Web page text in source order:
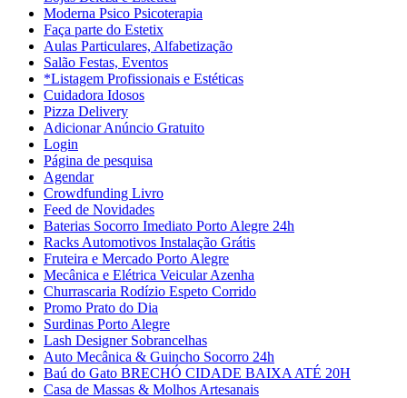
Moderna Psico Psicoterapia
Faça parte do Estetix
Aulas Particulares, Alfabetização
Salão Festas, Eventos
*Listagem Profissionais e Estéticas
Cuidadora Idosos
Pizza Delivery
Adicionar Anúncio Gratuito
Login
Página de pesquisa
Agendar
Crowdfunding Livro
Feed de Novidades
Baterias Socorro Imediato Porto Alegre 24h
Racks Automotivos Instalação Grátis
Fruteira e Mercado Porto Alegre
Mecânica e Elétrica Veicular Azenha
Churrascaria Rodízio Espeto Corrido
Promo Prato do Dia
Surdinas Porto Alegre
Lash Designer Sobrancelhas
Auto Mecânica & Guincho Socorro 24h
Baú do Gato BRECHÓ CIDADE BAIXA ATÉ 20H
Casa de Massas & Molhos Artesanais